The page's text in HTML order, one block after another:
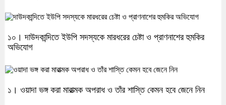
১০। দাউদকান্দিতে ইউপি সদস্যকে মারধরের চেষ্টা ও প্রাণনাশের হুমকির
অভিযোগ
১। ওয়াদা ভঙ্গ করা মারাত্মক অপরাধ ও তাঁর শাস্তি কেমন হবে জেনে নিন